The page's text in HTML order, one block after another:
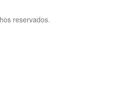
reservados.